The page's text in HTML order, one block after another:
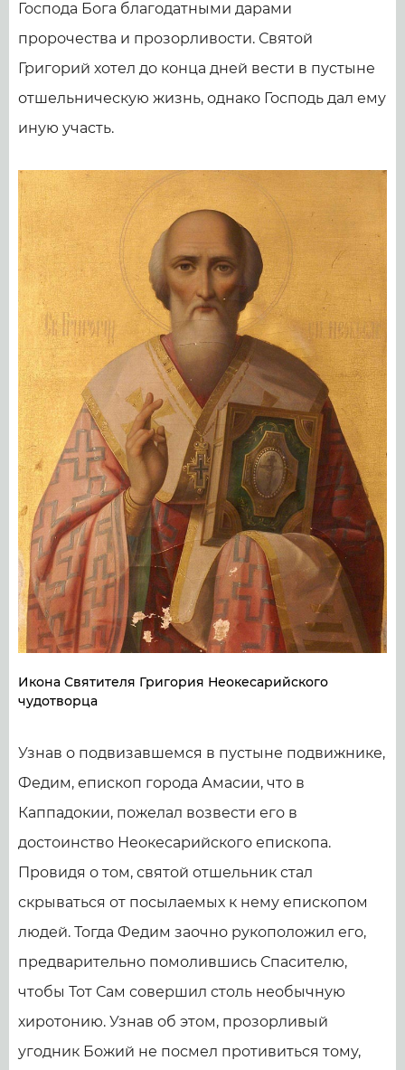
Господа Бога благодатными дарами
пророчества и прозорливости. Святой
Григорий хотел до конца дней вести в пустыне
отшельническую жизнь, однако Господь дал ему
иную участь.
Икона Святителя Григория Неокесарийского
чудотворца
Узнав о подвизавшемся в пустыне подвижнике,
Федим, епископ города Амасии, что в
Каппадокии, пожелал возвести его в
достоинство Неокесарийского епископа.
Провидя о том, святой отшельник стал
скрываться от посылаемых к нему епископом
людей. Тогда Федим заочно рукоположил его,
предварительно помолившись Спасителю,
чтобы Тот Сам совершил столь необычную
хиротонию. Узнав об этом, прозорливый
угодник Божий не посмел противиться тому,